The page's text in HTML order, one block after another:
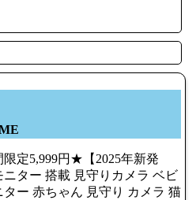
定5,999円★【2025年新発
ニター 搭載 見守りカメラ ベビ
ター 赤ちゃん 見守り カメラ 猫